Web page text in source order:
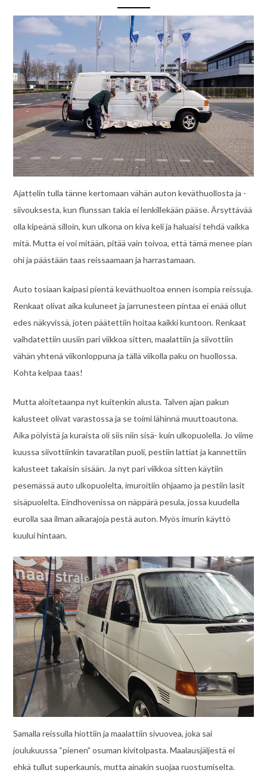
Ajattelin tulla tänne kertomaan vähän auton keväthuollosta ja -
siivouksesta, kun flunssan takia ei lenkillekään pääse. Ärsyttävää
olla kipeänä silloin, kun ulkona on kiva keli ja haluaisi tehdä vaikka
mitä. Mutta ei voi mitään, pitää vain toivoa, että tämä menee pian
ohi ja päästään taas reissaamaan ja harrastamaan.
Auto tosiaan kaipasi pientä keväthuoltoa ennen isompia reissuja.
Renkaat olivat aika kuluneet ja jarrunesteen pintaa ei enää ollut
edes näkyvissä, joten päätettiin hoitaa kaikki kuntoon. Renkaat
vaihdatettiin uusiin pari viikkoa sitten, maalattiin ja siivottiin
vähän yhtenä viikonloppuna ja tällä viikolla paku on huollossa.
Kohta kelpaa taas!
Mutta aloitetaanpa nyt kuitenkin alusta. Talven ajan pakun
kalusteet olivat varastossa ja se toimi lähinnä muuttoautona.
Aika pölyistä ja kuraista oli siis niin sisä- kuin ulkopuolella. Jo viime
kuussa siivottiinkin tavaratilan puoli, pestiin lattiat ja kannettiin
kalusteet takaisin sisään. Ja nyt pari viikkoa sitten käytiin
pesemässä auto ulkopuolelta, imuroitiin ohjaamo ja pestiin lasit
sisäpuolelta. Eindhovenissa on näppärä pesula, jossa kuudella
eurolla saa ilman aikarajoja pestä auton. Myös imurin käyttö
kuului hintaan.
Samalla reissulla hiottiin ja maalattiin sivuovea, joka sai
joulukuussa “pienen” osuman kivitolpasta. Maalausjäljestä ei
ehkä tullut superkaunis, mutta ainakin suojaa ruostumiselta.